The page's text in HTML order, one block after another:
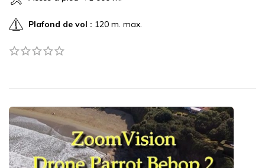
Plafond de vol : 120 m. max.